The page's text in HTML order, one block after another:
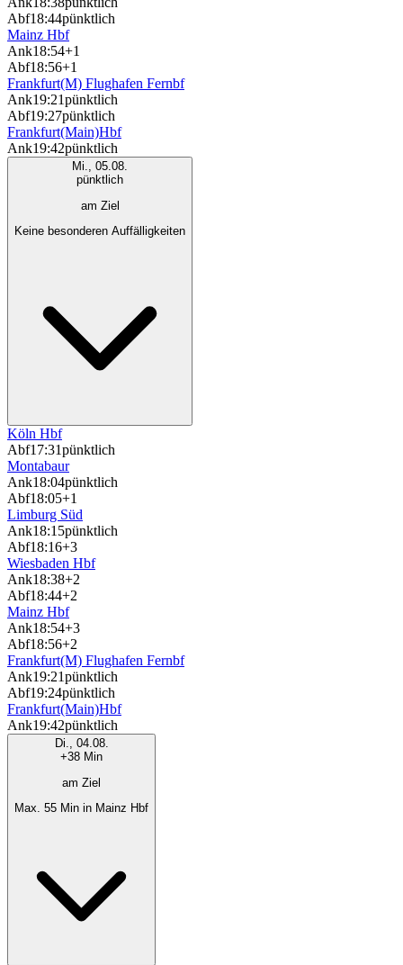
Abf18:44pünktlich
Mainz Hbf
Ank18:54+1
Abf18:56+1
Frankfurt(M) Flughafen Fernbf
Ank19:21pünktlich
Abf19:27pünktlich
Frankfurt(Main)Hbf
Ank19:42pünktlich
Mi., 05.08.
pünktlich
am Ziel
Keine besonderen Auffälligkeiten
Köln Hbf
Abf17:31pünktlich
Montabaur
Ank18:04pünktlich
Abf18:05+1
Limburg Süd
Ank18:15pünktlich
Abf18:16+3
Wiesbaden Hbf
Ank18:38+2
Abf18:44+2
Mainz Hbf
Ank18:54+3
Abf18:56+2
Frankfurt(M) Flughafen Fernbf
Ank19:21pünktlich
Abf19:24pünktlich
Frankfurt(Main)Hbf
Ank19:42pünktlich
Di., 04.08.
+38 Min
am Ziel
Max. 55 Min in Mainz Hbf